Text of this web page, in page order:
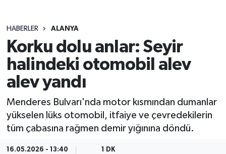
HABERLER ALANYA
Korku dolu anlar: Seyir
halindeki otomobil alev
alev yandı
Menderes Bulvarı'nda motor kısmından dumanlar
yükselen lüks otomobil, itfaiye ve çevredekilerin
tüm çabasına rağmen demir yığınına döndü.
16.05.2026 - 13:40 1 DK
Siyaset
Spor
Ekonomi
Gazipaşa
Süper Lig Puan Durumu ve Fikstür
Tüm Manşetler
Son Dakika Haberleri
Haber Arşivi